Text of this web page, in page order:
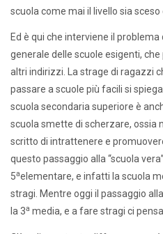
scuola come mai il livello sia sceso
Ed è qui che interviene il problema
generale delle scuole esigenti,
altri indirizzi. La strage di ragazzi
passare a scuole più facili si
scuola secondaria superiore è
scuola smette di scherzare, ossia
scritto di intrattenere e
questo passaggio alla “scuola
5aelementare, e infatti la scuola
stragi. Mentre oggi il passaggio
la 3a media, e a fare stragi ci